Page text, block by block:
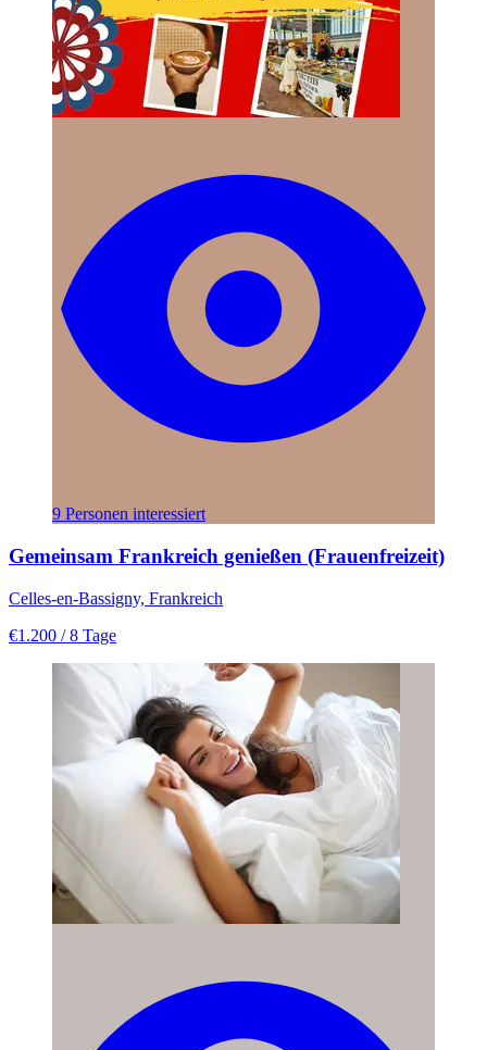
9 Personen interessiert
Gemeinsam Frankreich genießen (Frauenfreizeit)
Celles-en-Bassigny, Frankreich
€1.200 / 8 Tage